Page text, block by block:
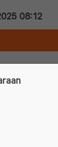
08:12